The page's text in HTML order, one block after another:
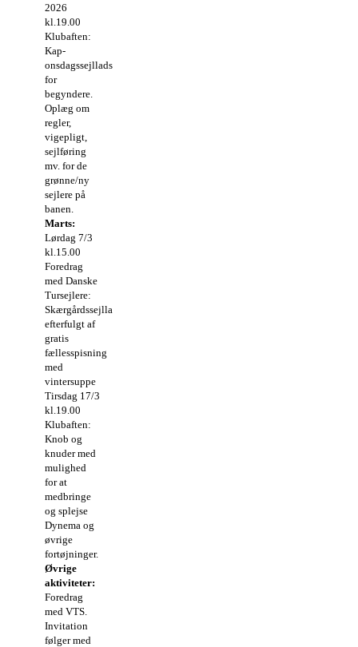
2026
kl.19.00
Klubaften:
Kap-
onsdagssejllads
for
begyndere.
Oplæg om
regler,
vigepligt,
sejlføring
mv. for de
grønne/ny
sejlere på
banen.
Marts:
Lørdag 7/3
kl.15.00
Foredrag
med Danske
Tursejlere:
Skærgårdssejllads
efterfulgt af
gratis
fællesspisning
med
vintersuppe
Tirsdag 17/3
kl.19.00
Klubaften:
Knob og
knuder med
mulighed
for at
medbringe
og splejse
Dynema og
øvrige
fortøjninger.
Øvrige
aktiviteter:
Foredrag
med VTS.
Invitation
følger med